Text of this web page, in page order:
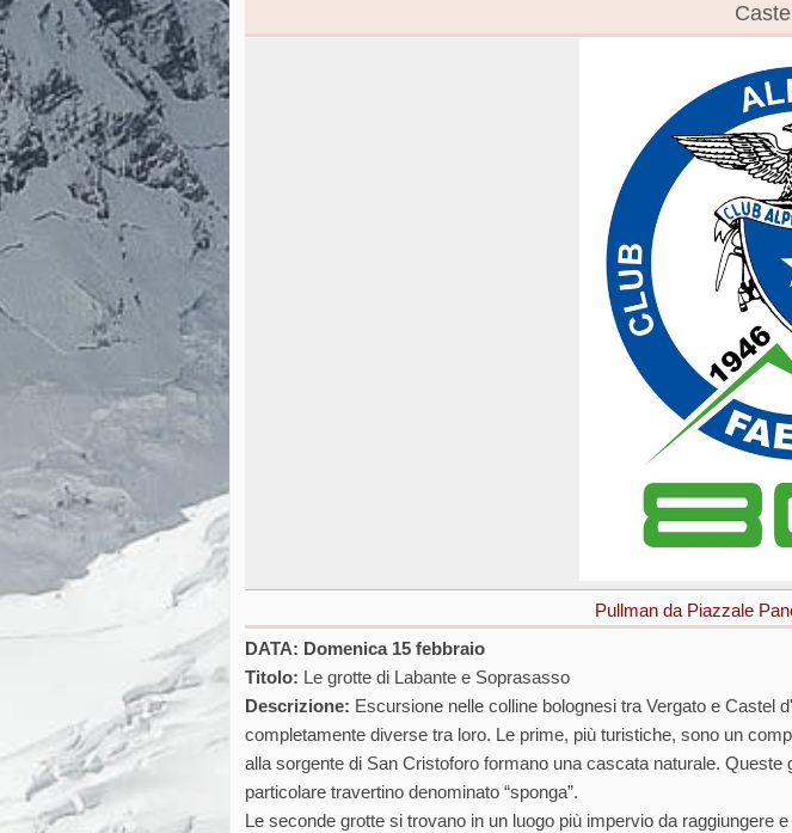
Pullman da Piazzale
DATA: Domenica 15 febbraio
Titolo: Le grotte di Labante e Soprasasso
Descrizione: Escursione nelle colline bolognesi tra Vergato e Castel
completamente diverse tra loro. Le prime, più turistiche, sono un
alla sorgente di San Cristoforo formano una cascata naturale.
particolare travertino denominato “sponga”.
Le seconde grotte si trovano in un luogo più impervio da raggiungere